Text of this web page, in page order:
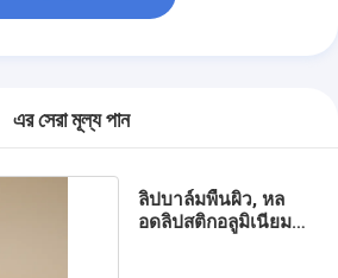
এর সেরা মূল্য পান
ลิปบาล์มพื้นผิว, หล
อดลิปสติกอลูมิเนียมสี